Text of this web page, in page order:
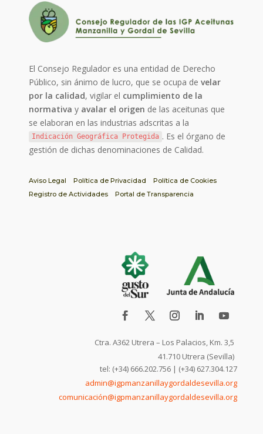
El Consejo Regulador es una entidad de Derecho
Público, sin ánimo de lucro, que se ocupa develar
por la calidad, vigilar el cumplimiento de la
normativa y avalar el origen de las aceitunas que
se elaboran en las industrias adscritas a la
Indicación Geográfica Protegida . Es el órgano de
gestión de dichas denominaciones de Calidad.
Aviso Legal Política de Privacidad
Política de Cookies
Registro de Actividades
Portal de Transparencia
Ctra. A362 Utrera – Los Palacios, Km. 3,5
41.710 Utrera (Sevilla)
tel: (+34) 666.202.756 | (+34) 627.304.127
admin@igpmanzanillaygordaldesevilla.org
comunicación@igpmanzanillaygordaldesevilla.org